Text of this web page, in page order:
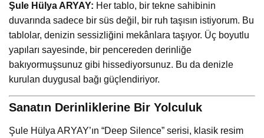
Şule Hülya ARYAY: Her tablo, bir tekne sahibinin
duvarında sadece bir süs değil, bir ruh taşısın istiyorum. Bu
tablolar, denizin sessizliğini mekânlara taşıyor. Üç boyutlu
yapıları sayesinde, bir pencereden derinliğe
bakıyormuşsunuz gibi hissediyorsunuz. Bu da denizle
kurulan duygusal bağı güçlendiriyor.
Sanatın Derinliklerine Bir Yolculuk
Şule Hülya ARYAY’ın “Deep Silence” serisi, klasik resim